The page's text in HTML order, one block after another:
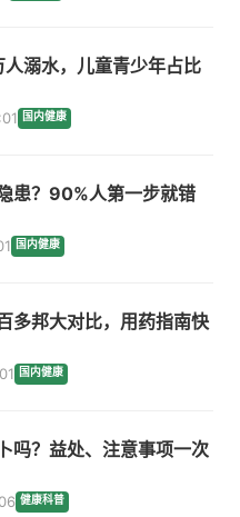
溺水，儿童青少年占比
国内健康
患？90%人第一步就错
国内健康
多邦大对比，用药指南快
国内健康
吗？益处、注意事项一次
健康科普